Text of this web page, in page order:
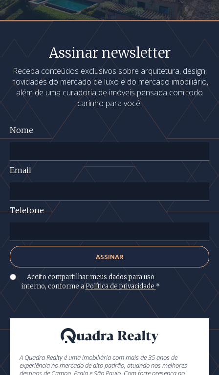
Assinar newsletter
Receba conteúdos exclusivos sobre arquitetura, design,
novidades do mercado de luxo e do mercado imobiliário,
além de uma curadoria de imóveis pensada com todo
carinho para você.
Nome
Email
Telefone
Aceito compartilhar meus dados para uso
interno, conforme aPolítica de privacidade *
A Quadra Realty é uma imobiliária com mais de 35 anos de
experiência no mercado de alto padrão, atuando nos melhores
destinos de Campo, Praia e São Paulo. Com forte presença no